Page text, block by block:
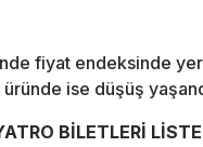
fiyat endeksinde
üründe ise düşüş
BİLETLERİ